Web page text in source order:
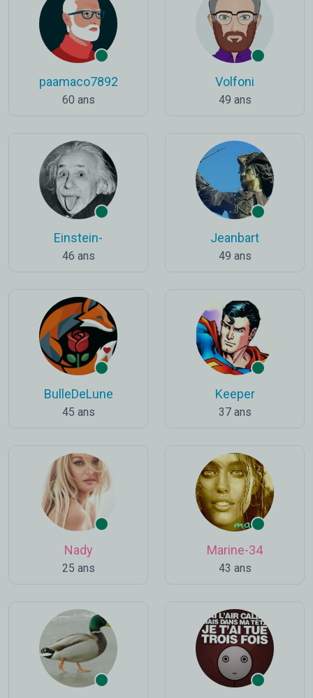
paamaco7892
60 ans
Volfoni
49 ans
Einstein-
46 ans
Jeanbart
49 ans
BulleDeLune
45 ans
Keeper
37 ans
Nady
25 ans
Marine-34
43 ans